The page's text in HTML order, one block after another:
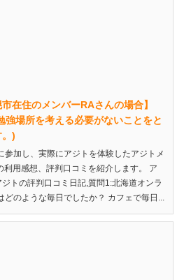
在住のメンバーRAさんの場合】
強場所を考える必要がないことをと
)
参加し、実際にアジトを体験したアジトメ
利用感想、評判口コミを紹介します。 ア
トの評判口コミ日記,質問1:北海道オンラ
どのような毎日でしたか？ カフェで毎日...